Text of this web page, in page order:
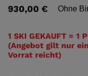
5
der
Bewertung.
Read
3
930,00 € Ohne
1 SKI GEKAUFT = 1
(Angebot gilt nur
Vorrat reicht)